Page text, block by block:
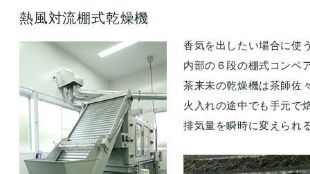
熱風対流棚式乾燥機
香気を出したい場合に使
内部の６段の棚式コンベ
茶来未の乾燥機は茶師佐
火入れの途中でも手元で
排気量を瞬時に変えられ